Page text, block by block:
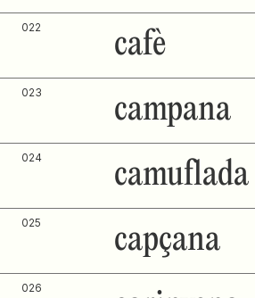
022 cafè
023 campana
024 camuflada
025 capçana
026